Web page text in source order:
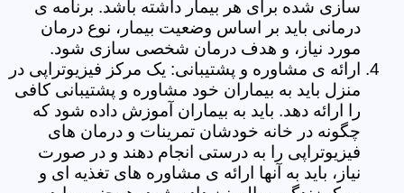
سازی شده برای هر بیمار داشته باشد. برنامه ی
درمانی باید بر اساس وضعیت بیمار، نوع درمان
مورد نیاز، و هدف درمان شخصی سازی شود.
ارائه ی مشاوره و پشتیبانی: یک مرکز فیزیوتراپی در
منزل باید به بیماران خود مشاوره و پشتیبانی کافی
را ارائه دهد. باید به بیماران آموزش داده شود که
چگونه در خانه خودشان تمرینات و درمان های
فیزیوتراپی را به درستی انجام دهند و در صورت
نیاز، باید به آنها ارائه ی مشاوره های تغذیه ای و